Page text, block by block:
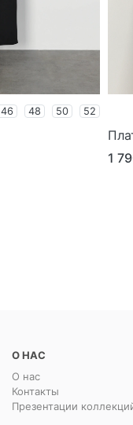
46 48 50 52
1
О НАС
О нас
Контакты
Презентации